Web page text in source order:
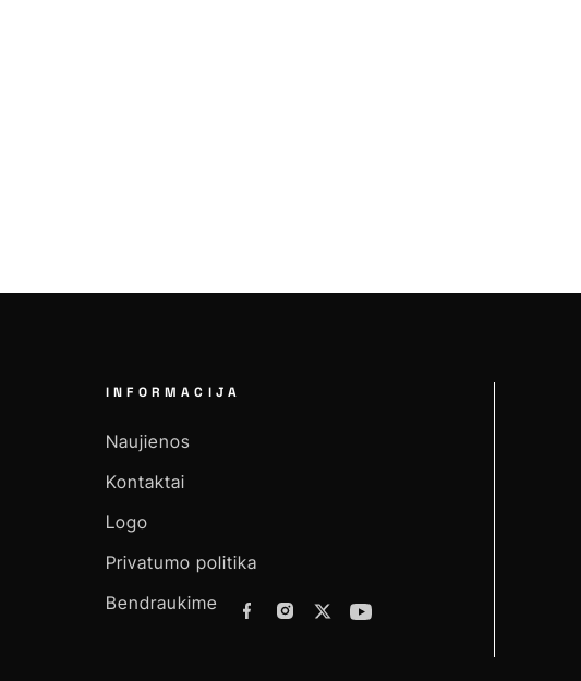
INFORMACIJA
Naujienos
Kontaktai
Logo
Privatumo politika
Bendraukime